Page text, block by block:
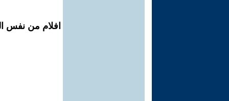
افلام من نفس